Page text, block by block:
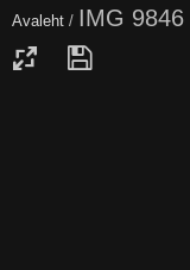
Avaleht / IMG 9846